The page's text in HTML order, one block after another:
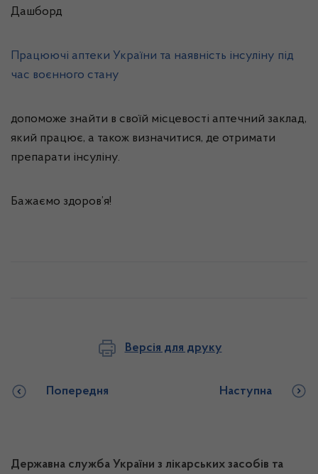
Дашборд
Працюючі аптеки України та наявність інсуліну під
час воєнного стану
допоможе знайти в своїй місцевості аптечний заклад,
який працює, а також визначитися, де отримати
препарати інсуліну.
Бажаємо здоров’я!
Версія для друку
Попередня Наступна
Державна служба України з лікарських засобів та